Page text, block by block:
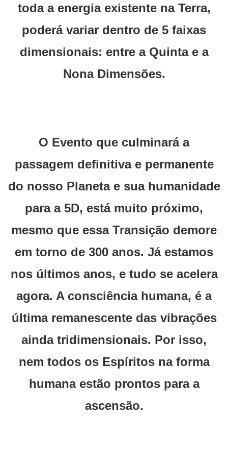
toda a energia existente na Terra,
poderá variar dentro de 5 faixas
dimensionais: entre a Quinta e a
Nona Dimensões.
O Evento que culminará a
passagem definitiva e permanente
do nosso Planeta e sua humanidade
para a 5D, está muito próximo,
mesmo que essa Transição demore
em torno de 300 anos. Já estamos
nos últimos anos, e tudo se acelera
agora. A consciência humana, é a
última remanescente das vibrações
ainda tridimensionais. Por isso,
nem todos os Espíritos na forma
humana estão prontos para a
ascensão.